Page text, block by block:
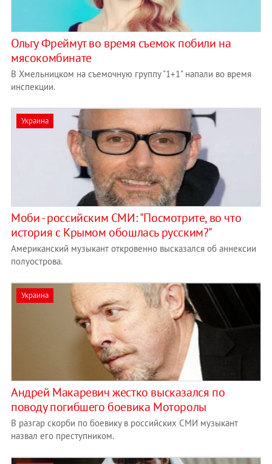
Ольгу Фреймут во время съемок побили на
мясокомбинате
В Хмельницком на съемочную группу "1+1" напали во время
инспекции.
Украина
Моби - российским СМИ: "Посмотрите, во что
история с Крымом обошлась русским?"
Американский музыкант откровенно высказался об аннексии
полуострова.
Украина
Андрей Макаревич жестко высказался по
поводу погибшего боевика Моторолы
В разгар скорби по боевику в российских СМИ музыкант
назвал его преступником.